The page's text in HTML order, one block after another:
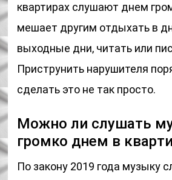
квартирах слушают днем
мешает другим отдыхать в
выходные дни, читать или
Приструнить нарушителя
сделать это не так просто.
Можно ли слушать
громко днем в
По закону 2019 года музыку